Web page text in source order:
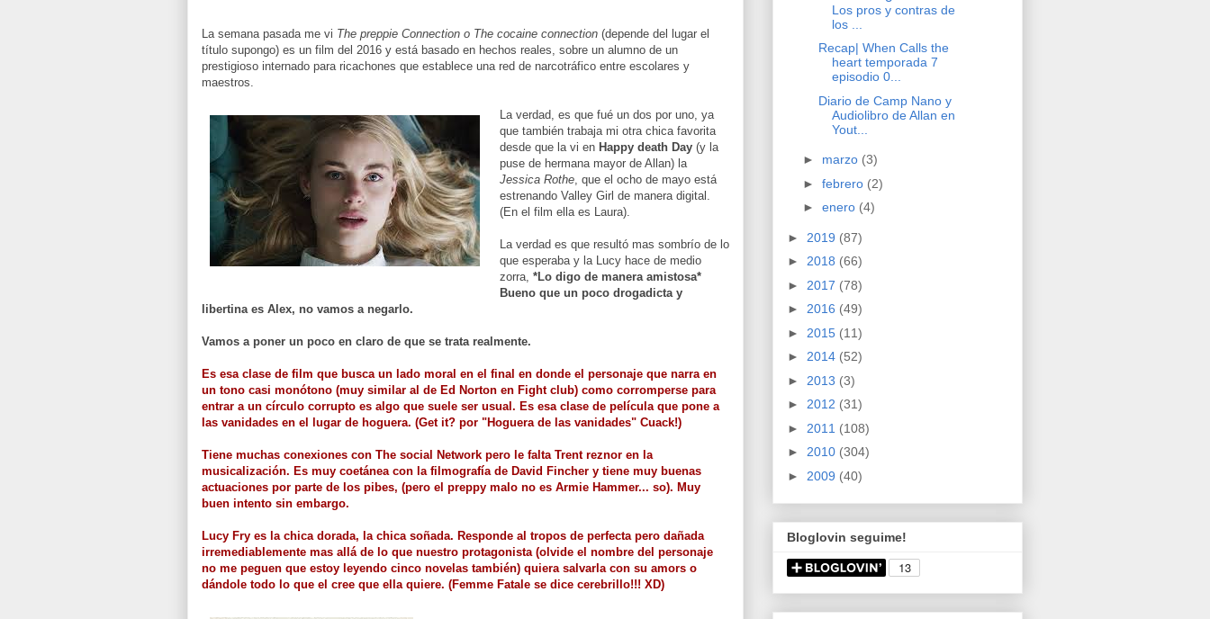
La semana pasada me vi The preppie Connection o The cocaine connection (depende del lugar el
título supongo) es un film del 2016 y está basado en hechos reales, sobre un alumno de un
prestigioso internado para ricachones que establece una red de narcotráfico entre escolares y
maestros.
La verdad, es que fué un dos por uno, ya
que también trabaja mi otra chica favorita
desde que la vi en Happy death Day (y la
puse de hermana mayor de Allan) la
Jessica Rothe, que el ocho de mayo está
estrenando Valley Girl de manera digital.
(En el film ella es Laura).
La verdad es que resultó mas sombrío de lo
que esperaba y la Lucy hace de medio
zorra, *Lo digo de manera amistosa*
Bueno que un poco drogadicta y
libertina es Alex, no vamos a negarlo.
Vamos a poner un poco en claro de que se trata realmente.
Es esa clase de film que busca un lado moral en el final en donde el personaje que narra en
un tono casi monótono (muy similar al de Ed Norton en Fight club) como corromperse para
entrar a un círculo corrupto es algo que suele ser usual. Es esa clase de película que pone a
las vanidades en el lugar de hoguera. (Get it? por "Hoguera de las vanidades" Cuack!)
Tiene muchas conexiones con The social Network pero le falta Trent reznor en la
musicalización. Es muy coetánea con la filmografía de David Fincher y tiene muy buenas
actuaciones por parte de los pibes, (pero el preppy malo no es Armie Hammer... so). Muy
buen intento sin embargo.
Lucy Fry es la chica dorada, la chica soñada. Responde al tropos de perfecta pero dañada
irremediablemente mas allá de lo que nuestro protagonista (olvide el nombre del personaje
no me peguen que estoy leyendo cinco novelas también) quiera salvarla con su amors o
dándole todo lo que el cree que ella quiere. (Femme Fatale se dice cerebrillo!!! XD)
Los pros y contras de
los ...
Recap| When Calls the
heart temporada 7
episodio 0...
Diario de Camp Nano y
Audiolibro de Allan en
Yout...
► marzo (3)
► febrero (2)
► enero (4)
► 2019 (87)
► 2018 (66)
► 2017 (78)
► 2016 (49)
► 2015 (11)
► 2014 (52)
► 2013 (3)
► 2012 (31)
► 2011 (108)
► 2010 (304)
► 2009 (40)
Bloglovin seguime!